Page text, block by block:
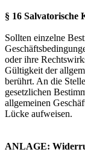
§ 16 Salvatorische
Sollten einzelne
oder ihre
Gültigkeit der
berührt. An die
gesetzlichen
allgemeinen
Lücke aufweisen.
ANLAGE: